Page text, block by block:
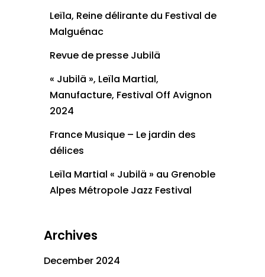
Leïla, Reine délirante du Festival de
Malguénac
Revue de presse Jubilä
« Jubilä », Leïla Martial,
Manufacture, Festival Off Avignon
2024
France Musique – Le jardin des
délices
Leïla Martial « Jubilä » au Grenoble
Alpes Métropole Jazz Festival
Archives
December 2024